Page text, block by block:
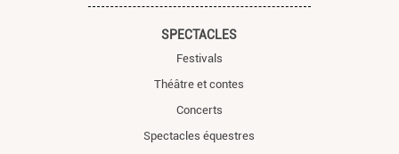
SPECTACLES
Festivals
Théâtre et contes
Concerts
Spectacles équestres